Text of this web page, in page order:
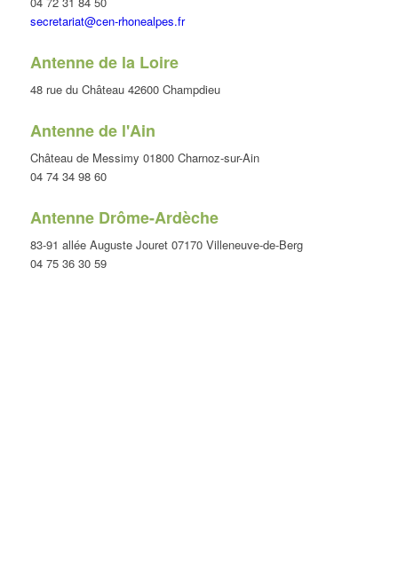
secretariat@cen-rhonealpes.fr
Antenne de la Loire
48 rue du Château 42600 Champdieu
Antenne de l'Ain
Château de Messimy 01800 Charnoz-sur-Ain
04 74 34 98 60
Antenne Drôme-Ardèche
83-91 allée Auguste Jouret 07170 Villeneuve-de-Berg
04 75 36 30 59